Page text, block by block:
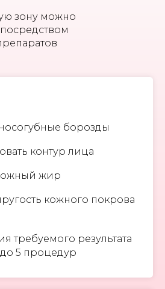
зону можно
борозды
контур лица
жир
кожного покрова
требуемого результата
до 5 процедур